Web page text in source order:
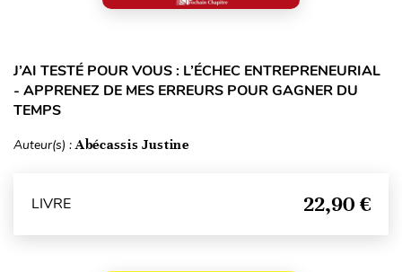
J’AI TESTÉ POUR VOUS : L’ÉCHEC ENTREPRENEURIAL
- APPRENEZ DE MES ERREURS POUR GAGNER DU
TEMPS
Auteur(s) :Abécassis Justine
LIVRE 22,90 €